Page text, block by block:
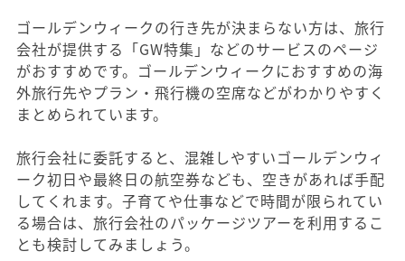
ゴールデンウィークの行き先が決まらない方は、旅行
会社が提供する「GW特集」などのサービスのページ
がおすすめです。ゴールデンウィークにおすすめの海
外旅行先やプラン・飛行機の空席などがわかりやすく
まとめられています。
旅行会社に委託すると、混雑しやすいゴールデンウィ
ーク初日や最終日の航空券なども、空きがあれば手配
してくれます。子育てや仕事などで時間が限られてい
る場合は、旅行会社のパッケージツアーを利用するこ
とも検討してみましょう。